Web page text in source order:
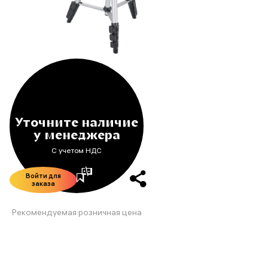
Уточните наличие
у менеджера
С учетом НДС
Войти для
заказа
Рекомендуемая розничная цена